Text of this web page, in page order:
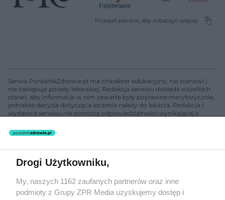
Serwis PoradnikZdrowie.pl ma charakter edukacyjny, nie stanowi i
nie zastępuje porady lekarskiej. Redakcja serwisu dokłada wszelkich
starań, aby informacje w nim zawarte były poprawne merytorycznie,
jednakże decyzja dotycząca leczenia należy do lekarza. Redakcja i
wydawca serwisu nie ponoszą odpowiedzialności wynikającej z
nie prowadzi działalności leczniczej polegającej na udzielaniu
świadczeń zdrowotnych w rozumieniu art. 3 ust 1 ustawy o
Żaden utwór zamieszczony w serwisie nie może być powielany i
rozpowszechniany lub dalej rozpowszechniany w jakikolwiek sposób
(w tym także elektroniczny lub mechaniczny) na jakimkolwiek polu
Drogi Użytkowniku,
My, naszych 1162 zaufanych partnerów oraz inne
podmioty z Grupy ZPR Media uzyskujemy dostęp i